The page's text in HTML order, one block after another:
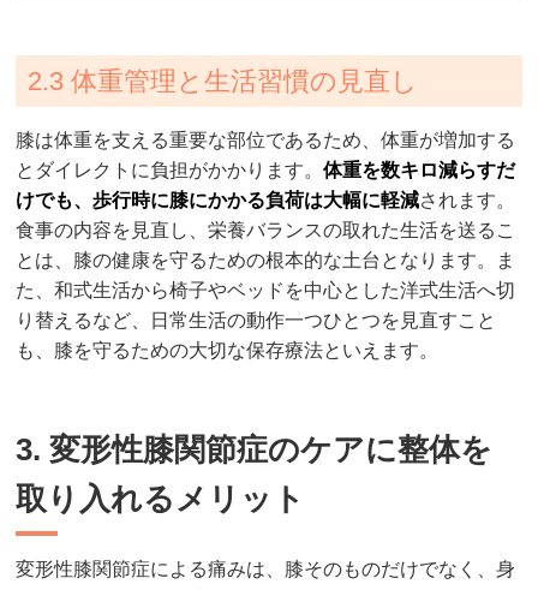
2.3 体重管理と生活習慣の見直し
膝は体重を支える重要な部位であるため、体重が増加する
とダイレクトに負担がかかります。体重を数キロ減らすだ
けでも、歩行時に膝にかかる負荷は大幅に軽減されます。
食事の内容を見直し、栄養バランスの取れた生活を送るこ
とは、膝の健康を守るための根本的な土台となります。ま
た、和式生活から椅子やベッドを中心とした洋式生活へ切
り替えるなど、日常生活の動作一つひとつを見直すこと
も、膝を守るための大切な保存療法といえます。
3. 変形性膝関節症のケアに整体を
取り入れるメリット
変形性膝関節症による痛みは、膝そのものだけでなく、身